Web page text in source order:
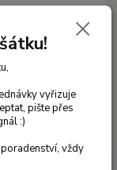
0 Kč
vyřizuje
pište přes
:)
vždy